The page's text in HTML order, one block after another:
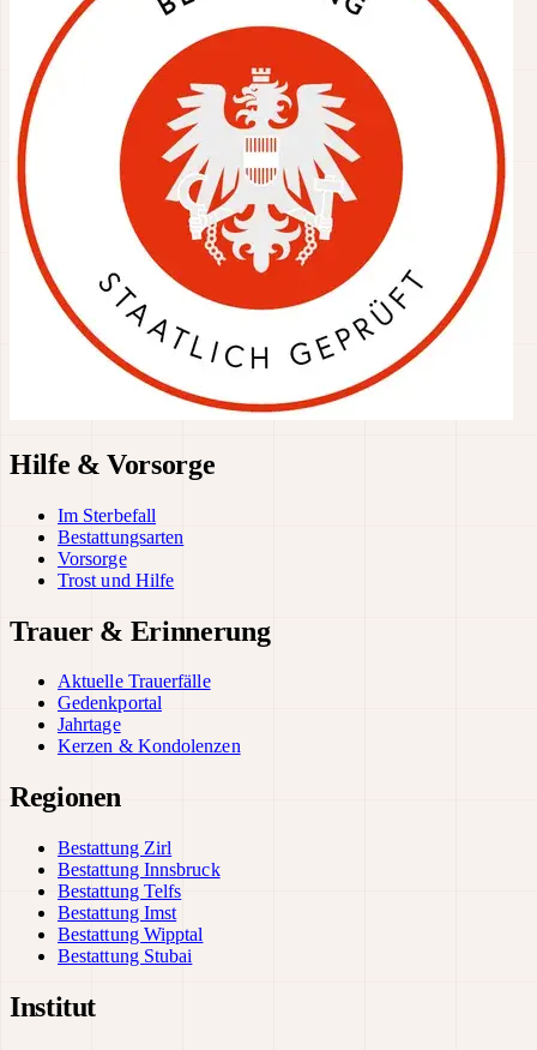
Hilfe & Vorsorge
Im Sterbefall
Bestattungsarten
Vorsorge
Trost und Hilfe
Trauer & Erinnerung
Aktuelle Trauerfälle
Gedenkportal
Jahrtage
Kerzen & Kondolenzen
Regionen
Bestattung Zirl
Bestattung Innsbruck
Bestattung Telfs
Bestattung Imst
Bestattung Wipptal
Bestattung Stubai
Institut